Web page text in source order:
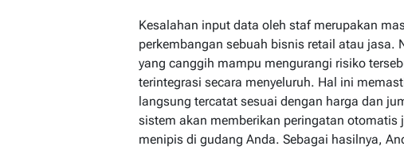
Kesalahan input data oleh staf merupakan
perkembangan sebuah bisnis retail atau jasa.
yang canggih mampu mengurangi risiko
terintegrasi secara menyeluruh. Hal ini
langsung tercatat sesuai dengan harga dan
sistem akan memberikan peringatan otomatis
menipis di gudang Anda. Sebagai hasilnya,